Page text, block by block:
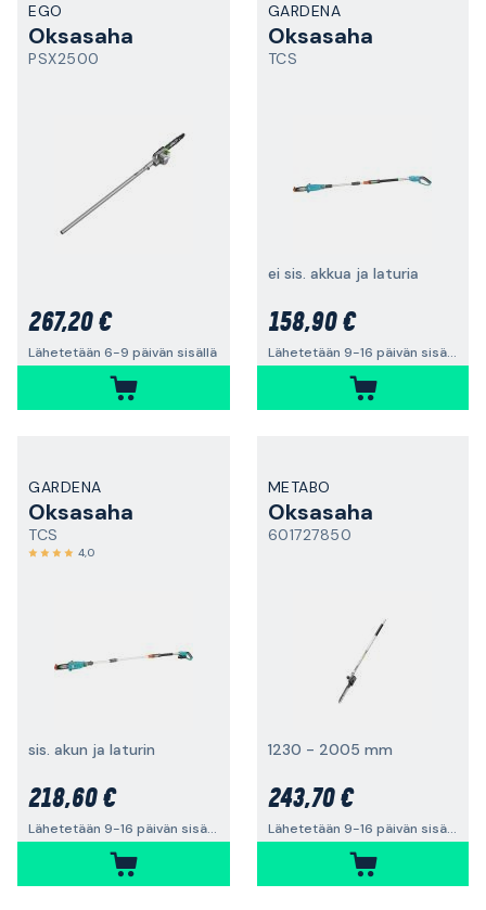
EGO
Oksasaha
PSX2500
267,20 €
Lähetetään 6-9 päivän sisällä
GARDENA
Oksasaha
TCS
ei sis. akkua ja laturia
158,90 €
Lähetetään 9-16 päivän sisällä
GARDENA
Oksasaha
TCS
4,0
sis. akun ja laturin
218,60 €
Lähetetään 9-16 päivän sisällä
METABO
Oksasaha
601727850
1230 - 2005 mm
243,70 €
Lähetetään 9-16 päivän sisällä